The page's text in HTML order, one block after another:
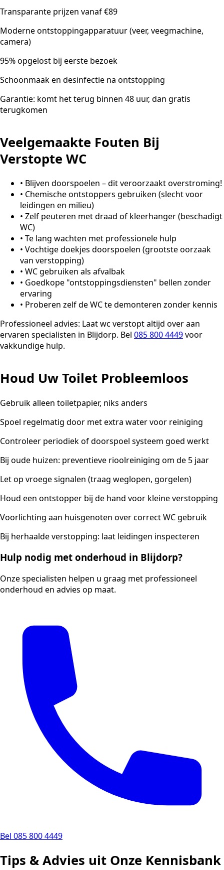
Transparante prijzen vanaf €89
Moderne ontstoppingapparatuur (veer, veegmachine,
camera)
95% opgelost bij eerste bezoek
Schoonmaak en desinfectie na ontstopping
Garantie: komt het terug binnen 48 uur, dan gratis
terugkomen
Veelgemaakte Fouten Bij
Verstopte WC
• Blijven doorspoelen – dit veroorzaakt overstroming!
• Chemische ontstoppers gebruiken (slecht voor
leidingen en milieu)
• Zelf peuteren met draad of kleerhanger (beschadigt
WC)
• Te lang wachten met professionele hulp
• Vochtige doekjes doorspoelen (grootste oorzaak
van verstopping)
• WC gebruiken als afvalbak
• Goedkope "ontstoppingsdiensten" bellen zonder
ervaring
• Proberen zelf de WC te demonteren zonder kennis
Professioneel advies: Laat wc verstopt altijd over aan
ervaren specialisten in Blijdorp. Bel 085 800 4449voor
vakkundige hulp.
Houd Uw Toilet Probleemloos
Gebruik alleen toiletpapier, niks anders
Spoel regelmatig door met extra water voor reiniging
Controleer periodiek of doorspoel systeem goed werkt
Bij oude huizen: preventieve rioolreiniging om de 5 jaar
Let op vroege signalen (traag weglopen, gorgelen)
Houd een ontstopper bij de hand voor kleine verstopping
Voorlichting aan huisgenoten over correct WC gebruik
Bij herhaalde verstopping: laat leidingen inspecteren
Hulp nodig met onderhoud in Blijdorp?
Onze specialisten helpen u graag met professioneel
onderhoud en advies op maat.
Bel 085 800 4449
Tips & Advies uit Onze Kennisbank